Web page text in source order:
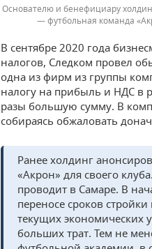
Основателю и бенефициару
— футбольная команда
В сентябре 2020 года
налогов, Следком провел
одна из фирм из группы
налогу на прибыль и НДС в
разы большую сумму. В
собираясь обжаловать
Ранее холдинг
«Акрон» для своего
проводит в Самаре. В
переносе сроков
текущих экономических
больших трат. Тем не